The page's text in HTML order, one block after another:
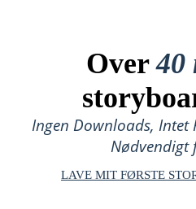
Over40
Ingen Downloads,
Nødvendigt
LAVE MIT FØRSTE